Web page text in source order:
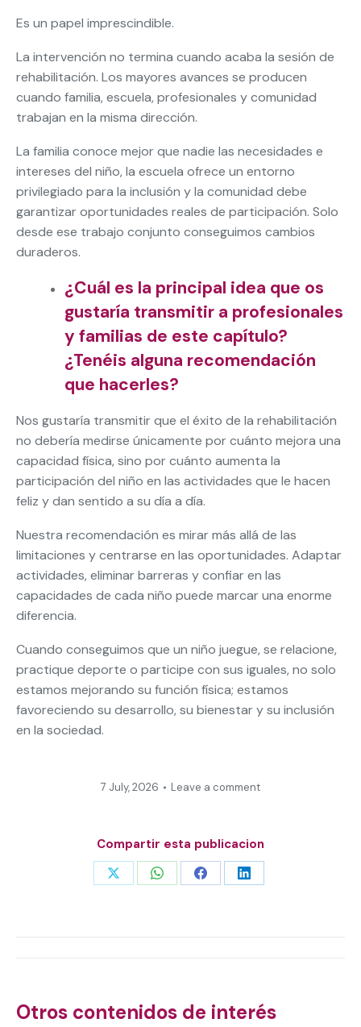
Es un papel imprescindible.
La intervención no termina cuando acaba la sesión de
rehabilitación. Los mayores avances se producen
cuando familia, escuela, profesionales y comunidad
trabajan en la misma dirección.
La familia conoce mejor que nadie las necesidades e
intereses del niño, la escuela ofrece un entorno
privilegiado para la inclusión y la comunidad debe
garantizar oportunidades reales de participación. Solo
desde ese trabajo conjunto conseguimos cambios
duraderos.
¿Cuál es la principal idea que os
gustaría transmitir a profesionales
y familias de este capítulo?
¿Tenéis alguna recomendación
que hacerles?
Nos gustaría transmitir que el éxito de la rehabilitación
no debería medirse únicamente por cuánto mejora una
capacidad física, sino por cuánto aumenta la
participación del niño en las actividades que le hacen
feliz y dan sentido a su día a día.
Nuestra recomendación es mirar más allá de las
limitaciones y centrarse en las oportunidades. Adaptar
actividades, eliminar barreras y confiar en las
capacidades de cada niño puede marcar una enorme
diferencia.
Cuando conseguimos que un niño juegue, se relacione,
practique deporte o participe con sus iguales, no solo
estamos mejorando su función física; estamos
favoreciendo su desarrollo, su bienestar y su inclusión
en la sociedad.
7 July, 2026 Leave a comment
Compartir esta publicacion
Share Share Share Share
Otros contenidos de interés